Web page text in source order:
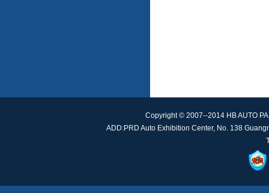
Copyright © 2007--2014 HB AUTO
ADD:PRD Auto Exhibition Center, No. 138